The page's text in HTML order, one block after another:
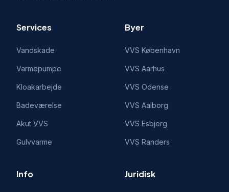
Services
Vandskade
Varmepumpe
Kloakarbejde
Badeværelse
Akut VVS
Gulvvarme
Byer
VVS København
VVS Aarhus
VVS Odense
VVS Aalborg
VVS Esbjerg
VVS Randers
Info Juridisk